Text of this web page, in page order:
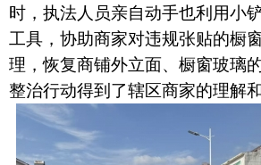
时，执法人员亲自动手也利用小
工具，协助商家对违规张贴的橱
理，恢复商铺外立面、橱窗玻璃
整治行动得到了辖区商家的理解和